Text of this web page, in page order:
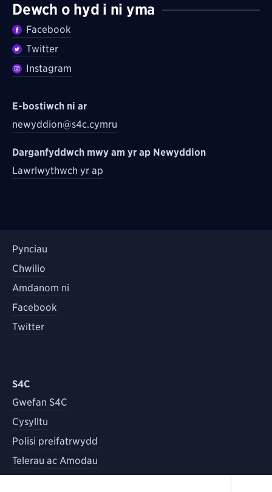
Dewch o hyd i ni yma
Facebook
Twitter
Instagram
E-bostiwch ni ar
newyddion@s4c.cymru
Darganfyddwch mwy am yr ap Newyddion
Lawrlwythwch yr ap
Pynciau
Chwilio
Amdanom ni
Facebook
Twitter
S4C
Gwefan S4C
Cysylltu
Polisi preifatrwydd
Telerau ac Amodau